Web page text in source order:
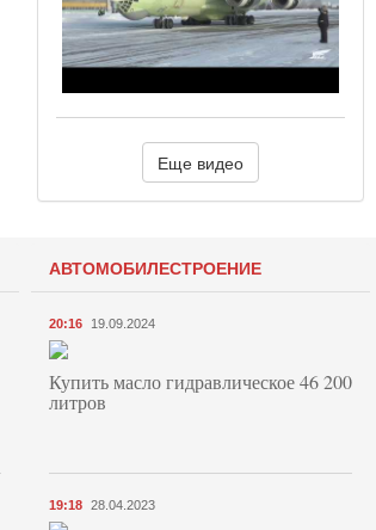
Еще видео
АВТОМОБИЛЕСТРОЕНИЕ
20:16 19.09.2024
Купить масло гидравлическое 46 200
литров
19:18 28.04.2023